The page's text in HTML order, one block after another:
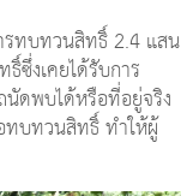
รทบทวนสิทธิ์ 2.4 แสน
ซึ่งเคยได้รับการ
ดพบได้หรือที่อยู่จริง
ทบทวนสิทธิ์ ทำให้ผู้